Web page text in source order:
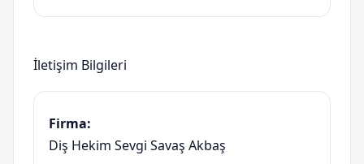
İletişim Bilgileri
Firma:
Diş Hekim Sevgi Savaş Akbaş